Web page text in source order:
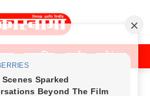
राजकीय क्राईम मनोरंजन